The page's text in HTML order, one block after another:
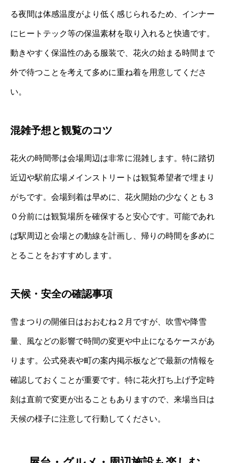
る夜間は体感温度がより低く感じられるため、インナー
にヒートテック等の保温素材を取り入れると快適です。
動きやすく保温性のある服装で、花火の始まる時間まで
外で待つことを考えて多めに重ね着を用意してくださ
い。
混雑予想と観覧のコツ
花火の時間帯は会場周辺は非常に混雑します。特に踏切
近辺や駅前広場メインストリートは観覧希望者で埋まり
がちです。会場到着は早めに、花火開始の少なくとも３
０分前には観覧場所を確保すると安心です。可能であれ
ば駅周辺と会場との動線を計画し、帰りの時間を多めに
とることをおすすめします。
天候・安全の確認事項
雪まつりの開催日はおおむね２月ですが、吹雪や降雪
量、風などの影響で時間の変更や中止になるケースがあ
ります。公式発表や町の案内掲示板などで最新の情報を
確認しておくことが重要です。特に花火打ち上げ予定時
刻は直前で変更が出ることもありますので、来場当日は
天候の様子に注意して行動してください。